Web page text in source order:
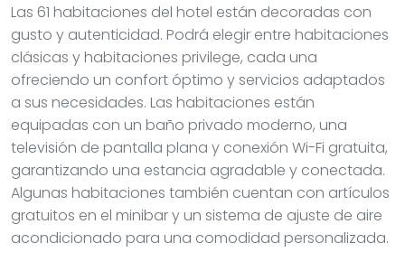
Las 61 habitaciones del hotel están decoradas con
gusto y autenticidad. Podrá elegir entre habitaciones
clásicas y habitaciones privilege, cada una
ofreciendo un confort óptimo y servicios adaptados
a sus necesidades. Las habitaciones están
equipadas con un baño privado moderno, una
televisión de pantalla plana y conexión Wi-Fi gratuita,
garantizando una estancia agradable y conectada.
Algunas habitaciones también cuentan con artículos
gratuitos en el minibar y un sistema de ajuste de aire
acondicionado para una comodidad personalizada.